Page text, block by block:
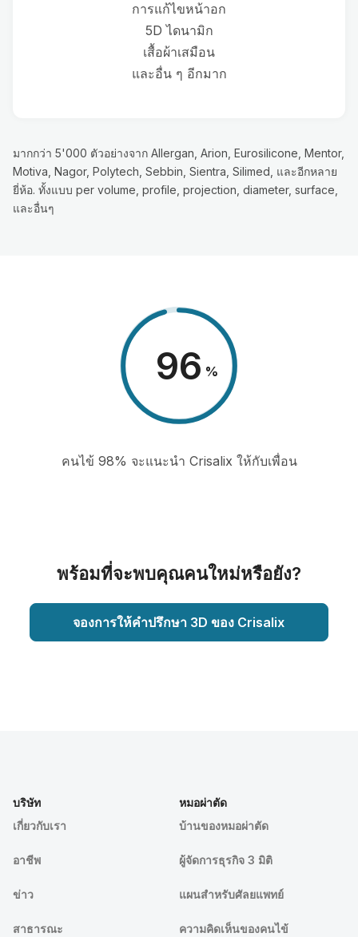
การแก้ไขหน้าอก
5D ไดนามิก
เสื้อผ้าเสมือน
และอื่น ๆ อีกมาก
มากกว่า 5'000 ตัวอย่างจาก Allergan, Arion, Eurosilicone, Mentor,
Motiva, Nagor, Polytech, Sebbin, Sientra, Silimed, และอีกหลาย
ยี่ห้อ. ทั้งแบบ per volume, profile, projection, diameter, surface,
และอื่นๆ
98 %
คนไข้ 98% จะแนะนำ Crisalix ให้กับเพื่อน
พร้อมที่จะพบคุณคนใหม่หรือยัง?
จองการให้คำปรึกษา 3D ของ Crisalix
บริษัท
เกี่ยวกับเรา
อาชีพ
ข่าว
สาธารณะ
หมอผ่าตัด
บ้านของหมอผ่าตัด
ผู้จัดการธุรกิจ 3 มิติ
แผนสำหรับศัลยแพทย์
ความคิดเห็นของคนไข้